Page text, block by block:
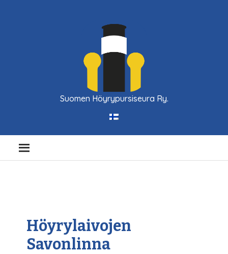
Suomen Höyrypursiseura Ry.
Höyrylaivojen
Savonlinna